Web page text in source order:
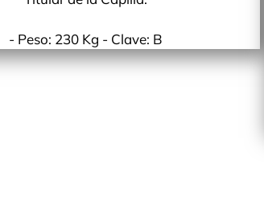
- Peso: 230 Kg - Clave: B